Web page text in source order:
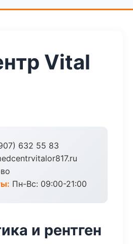
Vital
632 55 83
Пн-Вс: 09:00-21:00
и рентген